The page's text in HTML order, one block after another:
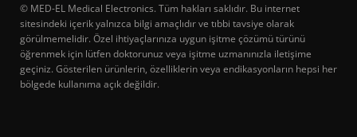
© MED-EL Medical Electronics. Tüm hakları saklıdır. Bu internet
sitesindeki içerik yalnızca bilgi amaçlıdır ve tıbbi tavsiye olarak
görülmemelidir. Özel ihtiyaçlarınıza uygun işitme çözümü türünü
öğrenmek için lütfen doktorunuz veya işitme uzmanınızla iletişime
geçiniz. Gösterilen ürünlerin, özelliklerin veya endikasyonların hepsi her
bölgede kullanıma açık değildir.